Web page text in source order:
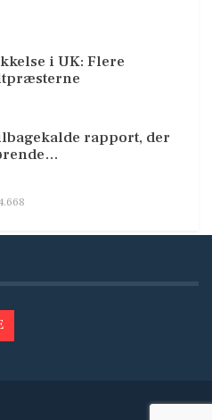
i UK: Flere
rapport, der